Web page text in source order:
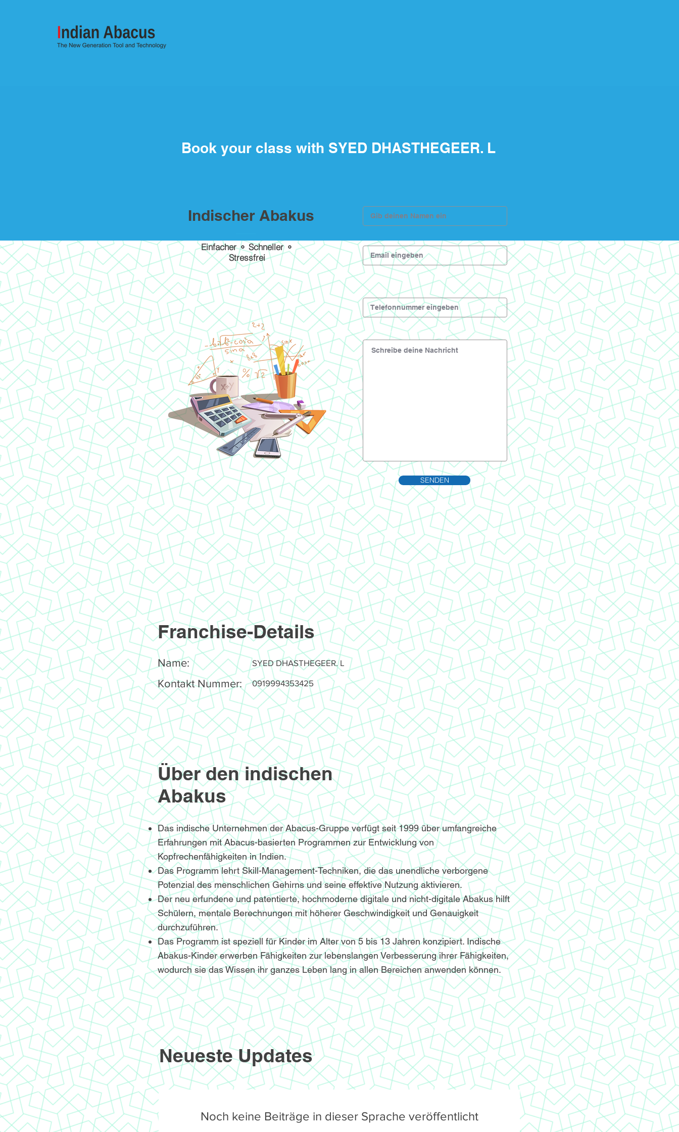
Book your class with SYED DHASTHEGEER. L
Indischer Abakus
Einfacher ⚬ Schneller ⚬
Stressfrei
SENDEN
Franchise-Details
Name:
Kontakt Nummer:
SYED DHASTHEGEER. L
0919994353425
Über den indischen
Abakus
Das indische Unternehmen der Abacus-Gruppe verfügt seit 1999 über umfangreiche
Erfahrungen mit Abacus-basierten Programmen zur Entwicklung von
Kopfrechenfähigkeiten in Indien.
Das Programm lehrt Skill-Management-Techniken, die das unendliche verborgene
Potenzial des menschlichen Gehirns und seine effektive Nutzung aktivieren.
Der neu erfundene und patentierte, hochmoderne digitale und nicht-digitale Abakus hilft
Schülern, mentale Berechnungen mit höherer Geschwindigkeit und Genauigkeit
durchzuführen.
Das Programm ist speziell für Kinder im Alter von 5 bis 13 Jahren konzipiert. Indische
Abakus-Kinder erwerben Fähigkeiten zur lebenslangen Verbesserung ihrer Fähigkeiten,
wodurch sie das Wissen ihr ganzes Leben lang in allen Bereichen anwenden können.
Neueste Updates
Noch keine Beiträge in dieser Sprache veröffentlicht